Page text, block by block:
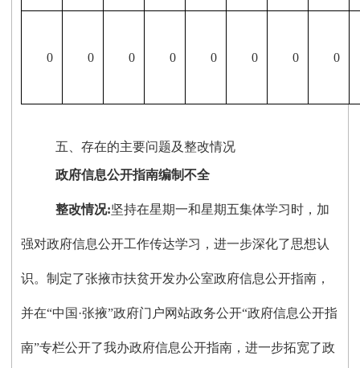
0 0 0 0 0 0 0 0
五、存在的主要问题及整改情况
政府信息公开指南编制不全
整改情况:坚持在星期一和星期五集体学习时，加
强对政府信息公开工作传达学习，进一步深化了思想认
识。制定了张掖市扶贫开发办公室政府信息公开指南，
并在“中国·张掖”政府门户网站政务公开“政府信息公开指
南”专栏公开了我办政府信息公开指南，进一步拓宽了政